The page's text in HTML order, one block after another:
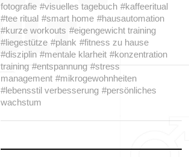
fotografie #visuelles tagebuch #kaffeeritual
#tee ritual #smart home #hausautomation
#kurze workouts #eigengewicht training
#liegestütze #plank #fitness zu hause
#disziplin #mentale klarheit #konzentration
training #entspannung #stress
management #mikrogewohnheiten
#lebensstil verbesserung #persönliches
wachstum